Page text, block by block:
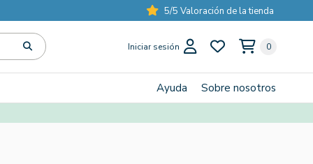
5/5 Valoración de la tienda
Iniciar sesión 0
Ayuda Sobre nosotros